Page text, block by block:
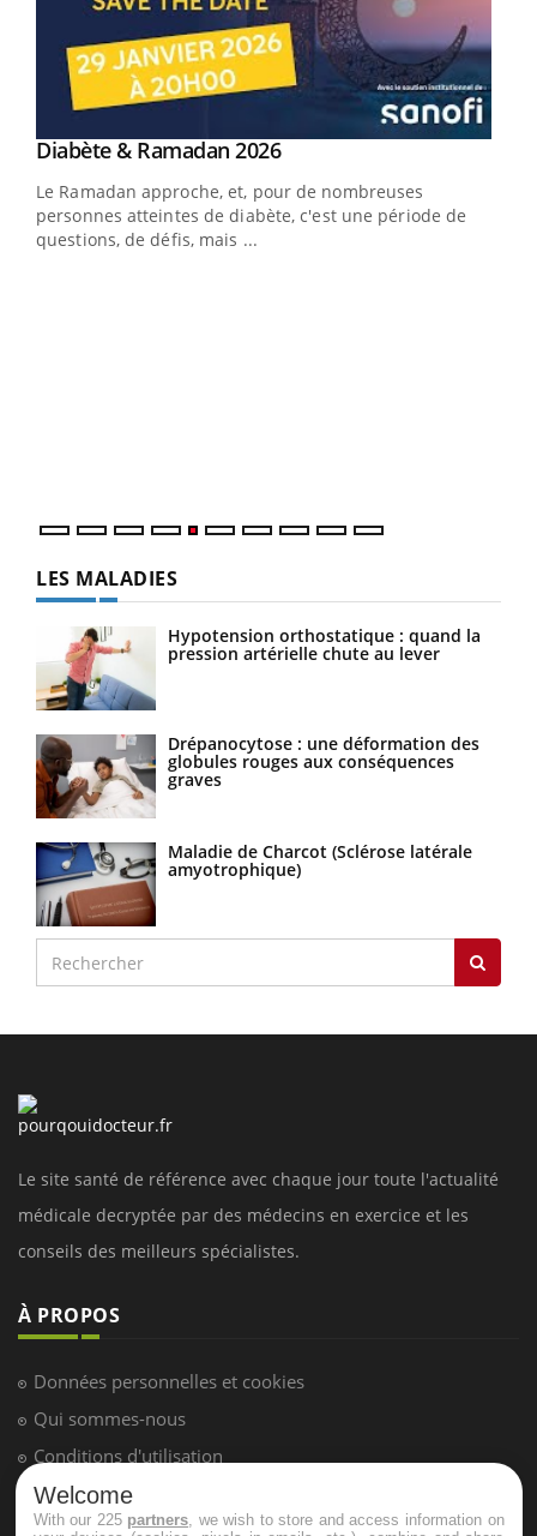
Youtube
Diabète & Ramadan 2026Youtube
Le Ramadan approche, et, pour de nombreuses
personnes atteintes de diabète, c'est une période de
questions, de défis, mais ...
LES MALADIES
Hypotension orthostatique : quand la
pression artérielle chute au lever
Drépanocytose : une déformation des
globules rouges aux conséquences
graves
Maladie de Charcot (Sclérose latérale
amyotrophique)
Le site santé de référence avec chaque jour toute l'actualité
médicale decryptée par des médecins en exercice et les
conseils des meilleurs spécialistes.
À PROPOS
Données personnelles et cookies
Qui sommes-nous
Conditions d'utilisation
Plan du site
Mentions Légales
Welcome
With our 225 partners , we wish to store and access information on